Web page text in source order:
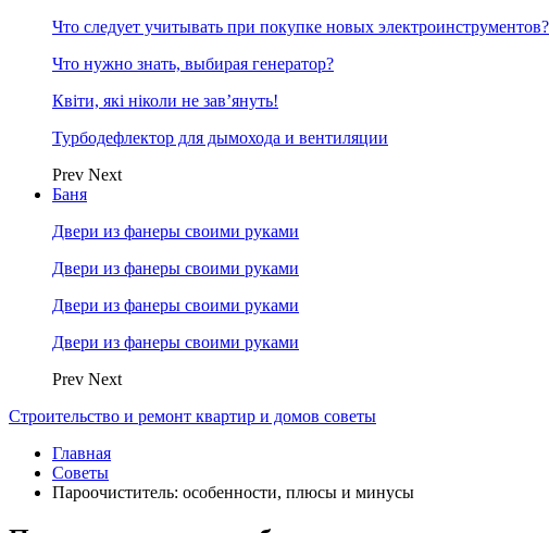
Что следует учитывать при покупке новых электроинструментов?
Что нужно знать, выбирая генератор?
Квіти, які ніколи не зав’януть!
Турбодефлектор для дымохода и вентиляции
Prev Next
Баня
Двери из фанеры своими руками
Двери из фанеры своими руками
Двери из фанеры своими руками
Двери из фанеры своими руками
Prev Next
Строительство и ремонт квартир и домов советы
Главная
Советы
Пароочиститель: особенности, плюсы и минусы